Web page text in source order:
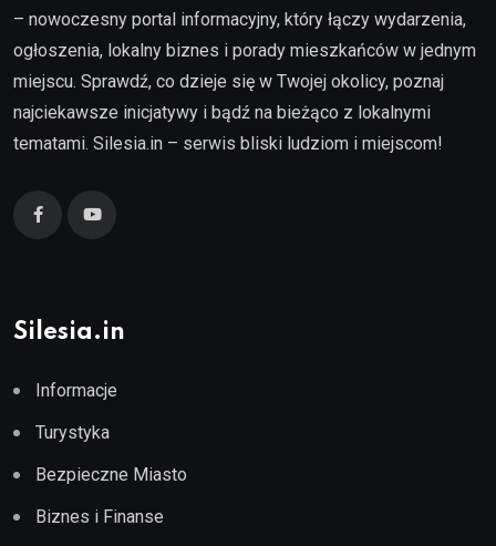
– nowoczesny portal informacyjny, który łączy wydarzenia,
ogłoszenia, lokalny biznes i porady mieszkańców w jednym
miejscu. Sprawdź, co dzieje się w Twojej okolicy, poznaj
najciekawsze inicjatywy i bądź na bieżąco z lokalnymi
tematami. Silesia.in – serwis bliski ludziom i miejscom!
Silesia.in
Informacje
Turystyka
Bezpieczne Miasto
Biznes i Finanse